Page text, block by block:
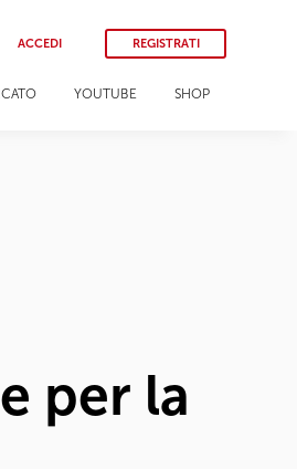
ACCEDI REGISTRATI
YOUTUBE SHOP
per la